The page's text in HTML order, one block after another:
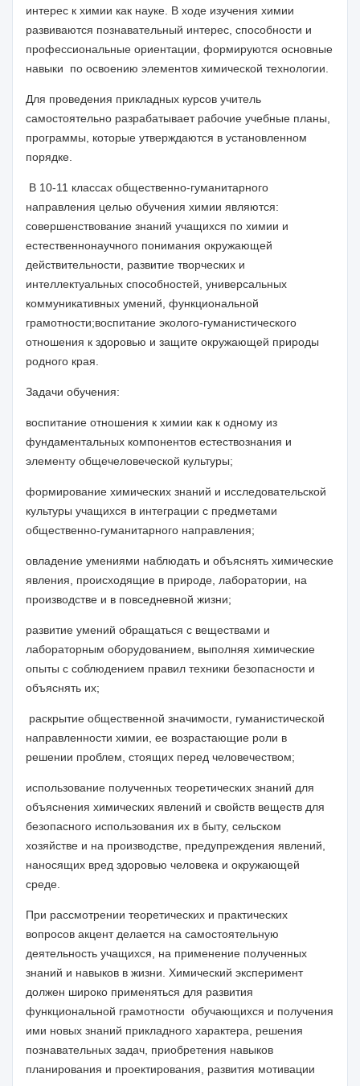
интерес к химии как науке. В ходе изучения химии
развиваются познавательный интерес, способности и
профессиональные ориентации, формируются основные
навыки по освоению элементов химической технологии.
Для проведения прикладных курсов учитель
самостоятельно разрабатывает рабочие учебные планы,
программы, которые утверждаются в установленном
порядке.
В 10-11 классах общественно-гуманитарного
направления целью обучения химии являются:
совершенствование знаний учащихся по химии и
естественнонаучного понимания окружающей
действительности, развитие творческих и
интеллектуальных способностей, универсальных
коммуникативных умений, функциональной
грамотности;воспитание эколого-гуманистического
отношения к здоровью и защите окружающей природы
родного края.
Задачи обучения:
воспитание отношения к химии как к одному из
фундаментальных компонентов естествознания и
элементу общечеловеческой культуры;
формирование химических знаний и исследовательской
культуры учащихся в интеграции с предметами
общественно-гуманитарного направления;
овладение умениями наблюдать и объяснять химические
явления, происходящие в природе, лаборатории, на
производстве и в повседневной жизни;
развитие умений обращаться с веществами и
лабораторным оборудованием, выполняя химические
опыты с соблюдением правил техники безопасности и
объяснять их;
раскрытие общественной значимости, гуманистической
направленности химии, ее возрастающие роли в
решении проблем, стоящих перед человечеством;
использование полученных теоретических знаний для
объяснения химических явлений и свойств веществ для
безопасного использования их в быту, сельском
хозяйстве и на производстве, предупреждения явлений,
наносящих вред здоровью человека и окружающей
среде
При рассмотрении теоретических и практических
вопросов акцент делается на самостоятельную
деятельность учащихся, на применение полученных
знаний и навыков в жизни. Химический эксперимент
должен широко применяться для развития
функциональной грамотности обучающихся и получения
ими новых знаний прикладного характера , решения
познавательных задач , приобретения навыков
планирования и проектирования , развития мотивации